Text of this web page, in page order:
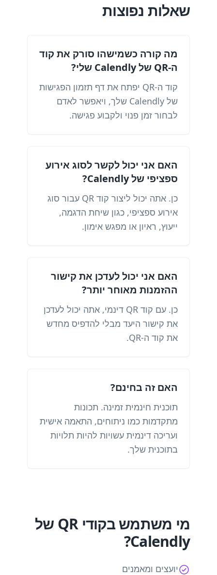
שאלות נפוצות
מה קורה כשמישהו סורק את קוד
ה-QR של Calendly שלי?
קוד ה-QR יפתח את דף תזמון הפגישות
של Calendly שלך, ויאפשר לאדם
לבחור זמן פנוי ולקבוע פגישה.
האם אני יכול לקשר לסוג אירוע
ספציפי של Calendly?
כן. אתה יכול ליצור קוד QR עבור סוג
אירוע ספציפי, כגון שיחת הדגמה,
ייעוץ, ראיון או מפגש אימון.
האם אני יכול לעדכן את קישור
ההזמנות מאוחר יותר?
כן. עם קוד QR דינמי, אתה יכול לעדכן
את קישור היעד מבלי להדפיס מחדש
את קוד ה-QR.
האם זה בחינם?
תוכנית חינמית זמינה. תכונות
מתקדמות כמו ניתוחים, התאמה אישית
ועריכה דינמית עשויות להיות תלויות
בתוכנית שלך.
מי משתמש בקודי QR של
Calendly?
יועצים ומאמנים